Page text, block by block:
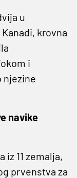
u
krovna
i
njezine
navike
11 zemalja,
prvenstva za